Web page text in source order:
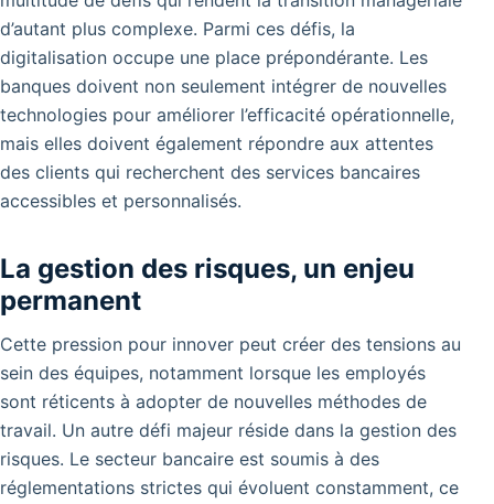
d’autant plus complexe. Parmi ces défis, la
digitalisation occupe une place prépondérante. Les
banques doivent non seulement intégrer de nouvelles
technologies pour améliorer l’efficacité opérationnelle,
mais elles doivent également répondre aux attentes
des clients qui recherchent des services bancaires
accessibles et personnalisés.
La gestion des risques, un enjeu
permanent
Cette pression pour innover peut créer des tensions au
sein des équipes, notamment lorsque les employés
sont réticents à adopter de nouvelles méthodes de
travail. Un autre défi majeur réside dans la gestion des
risques. Le secteur bancaire est soumis à des
réglementations strictes qui évoluent constamment, ce